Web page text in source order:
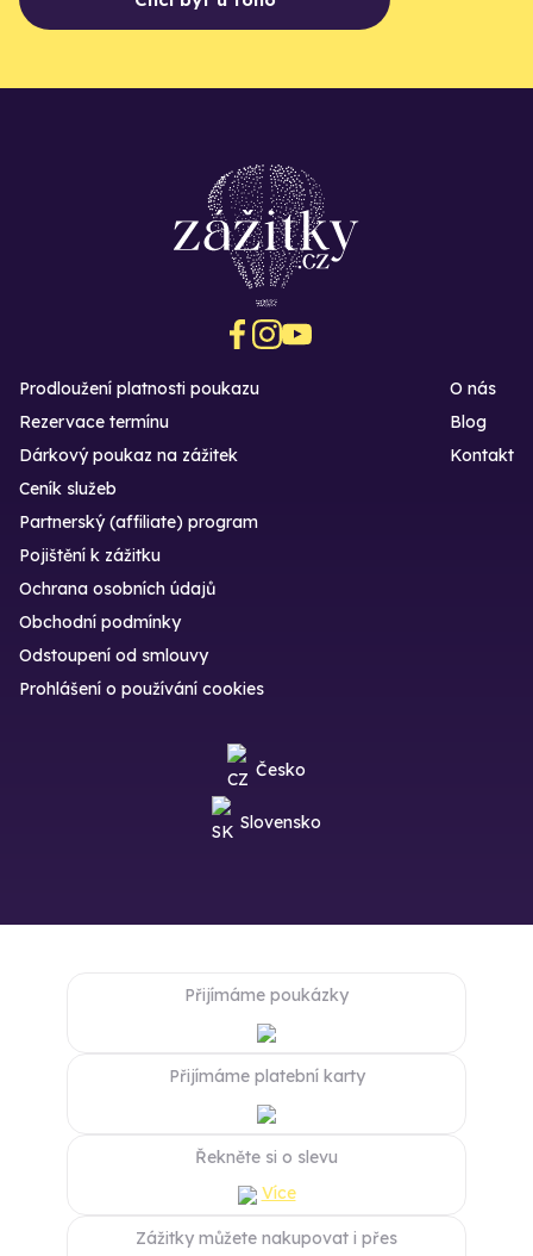
Prodloužení platnosti poukazu
Rezervace termínu
Dárkový poukaz na zážitek
O nás
Blog
Kontakt
Ceník služeb
Partnerský (affiliate) program
Pojištění k zážitku
Ochrana osobních údajů
Obchodní podmínky
Odstoupení od smlouvy
Prohlášení o používání cookies
Česko
Slovensko
Přijímáme poukázky
Přijímáme platební karty
Řekněte si o slevu
Více
Zážitky můžete nakupovat i přes